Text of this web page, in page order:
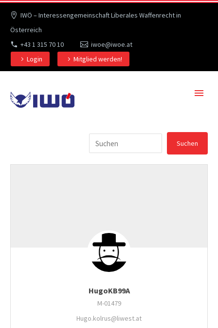
IWÖ – Interessengemeinschaft Liberales Waffenrecht in
Österreich
+43 1 315 70 10
iwoe@iwoe.at
Login
Mitglied werden!
HugoKB99A
M-01479
Hugo.kolrus@liwest.at